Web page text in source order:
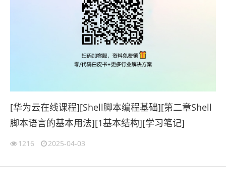
[华为云在线课程][Shell脚本编程基础][第二章Shell
脚本语言的基本用法][1基本结构][学习笔记]
1216 2025-04-03